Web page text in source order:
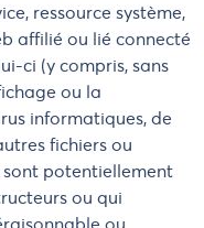
ressource système,
affilié ou lié connecté
ci (y compris, sans
ou la
informatiques, de
fichiers ou
potentiellement
ou qui